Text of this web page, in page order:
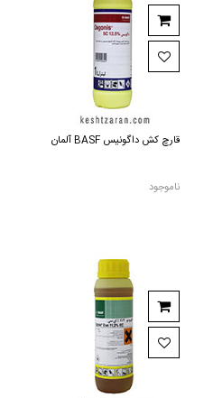
قارچ کش داگونیس BASF آلمان
ناموجود